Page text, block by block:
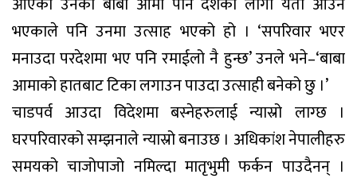
भएकाले पनि उनमा उत्साह भएको हो । ‘सपरिवार भएर
मनाउदा परदेशमा भए पनि रमाईलो नै हुन्छ’ उनले भने–‘बाबा
आमाको हातबाट टिका लगाउन पाउदा उत्साही बनेको छु ।’
चाडपर्व आउदा विदेशमा बस्नेहरुलाई न्यास्रो लाग्छ ।
घरपरिवारको सम्झनाले न्यास्रो बनाउछ । अधिकांश नेपालीहरु
समयको चाजोपाजो नमिल्दा मातृभुमी फर्कन पाउदैनन् ।